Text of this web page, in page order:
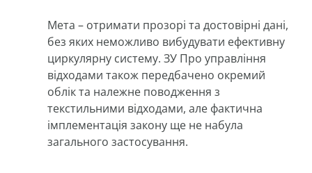
Мета – отримати прозорі та достовірні дані,
без яких неможливо вибудувати ефективну
циркулярну систему. ЗУ Про управління
відходами також передбачено окремий
облік та належне поводження з
текстильними відходами, але фактична
імплементація закону ще не набула
загального застосування.